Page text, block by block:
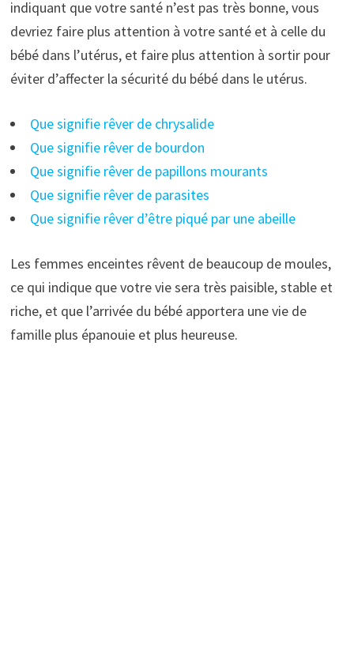
indiquant que votre santé n’est pas très bonne, vous
devriez faire plus attention à votre santé et à celle du
bébé dans l’utérus, et faire plus attention à sortir pour
éviter d’affecter la sécurité du bébé dans le utérus.
Que signifie rêver de chrysalide
Que signifie rêver de bourdon
Que signifie rêver de papillons mourants
Que signifie rêver de parasites
Que signifie rêver d’être piqué par une abeille
Les femmes enceintes rêvent de beaucoup de moules,
ce qui indique que votre vie sera très paisible, stable et
riche, et que l’arrivée du bébé apportera une vie de
famille plus épanouie et plus heureuse.